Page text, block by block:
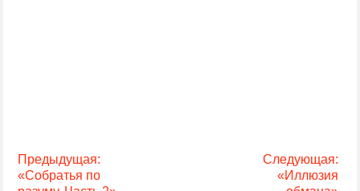
Предыдущая:
«Собратья по
Следующая:
«Иллюзия